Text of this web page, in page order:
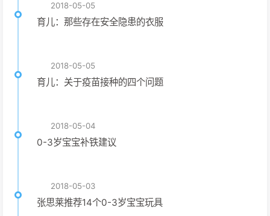
2018-05-05
育儿：那些存在安全隐患的衣服
2018-05-05
育儿：关于疫苗接种的四个问题
2018-05-04
0-3岁宝宝补铁建议
2018-05-03
张思莱推荐14个0-3岁宝宝玩具